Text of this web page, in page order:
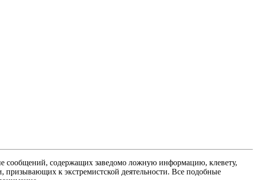
сообщений, содержащих заведомо ложную информацию, клевету,
призывающих к экстремистской деятельности. Все подобные